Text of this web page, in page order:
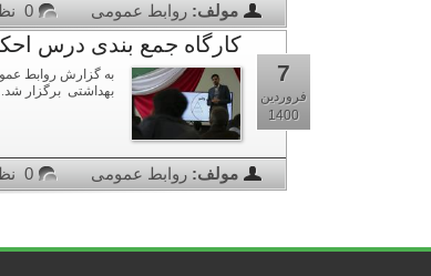
مولف: روابط عمومی 0 نظر
7
فروردین
1400
کارگاه جمع بندی درس
بهداشتی برگزار شد.
مولف: روابط عمومی 0 نظر